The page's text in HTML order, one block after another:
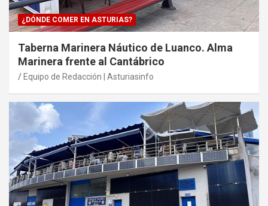
¿DÓNDE COMER EN ASTURIAS?
Taberna Marinera Náutico de Luanco. Alma
Marinera frente al Cantábrico
Equipo de Redacción | Asturiasinfo